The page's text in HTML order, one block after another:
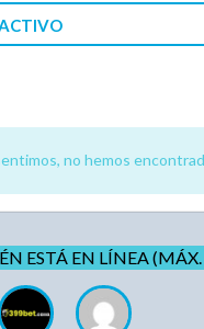
no hemos
ESTÁ EN LÍNEA (MÁX.